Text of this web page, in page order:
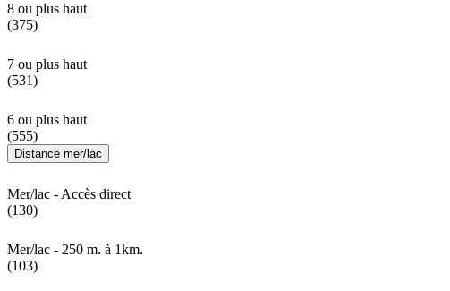
8 ou plus haut
(375)
7 ou plus haut
(531)
6 ou plus haut
(555)
Distance mer/lac
Mer/lac - Accès direct
(130)
Mer/lac - 250 m. à 1km.
(103)